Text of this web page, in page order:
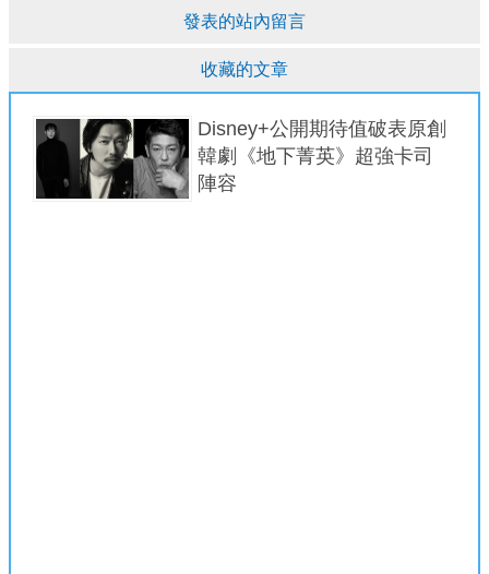
發表的站內留言
收藏的文章
Disney+公開期待值破表原創
韓劇《地下菁英》超強卡司
陣容